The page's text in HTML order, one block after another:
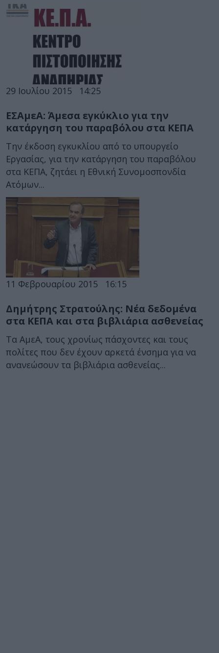
29 Ιουλίου 2015 14:25
ΕΣΑμεΑ: Άμεσα εγκύκλιο για την
κατάργηση του παραβόλου στα ΚΕΠΑ
Την έκδοση εγκυκλίου από το υπουργείο
Εργασίας, για την κατάργηση του παραβόλου
στα ΚΕΠΑ, ζητάει η Εθνική Συνομοσπονδία
Ατόμων...
11 Φεβρουαρίου 2015 16:15
Δημήτρης Στρατούλης: Νέα δεδομένα
στα ΚΕΠΑ και στα βιβλιάρια ασθενείας
Τα ΑμεΑ, τους χρονίως πάσχοντες και τους
πολίτες που δεν έχουν αρκετά ένσημα για να
ανανεώσουν τα βιβλιάρια ασθενείας...